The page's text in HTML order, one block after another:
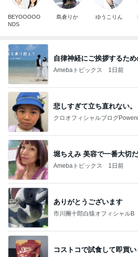
BEYOOOOO
NDS
島倉りか ゆうこりん
自律神経にご挨拶するた
Amebaトピックス 1日前
悲しすぎて立ち直れない。
クロオフィシャルブログ
堀ちえみ 美容で一番大切
Amebaトピックス 1日前
ありがとうございます
市川團十郎白猿オフィシャルB
コストコで試食して即買